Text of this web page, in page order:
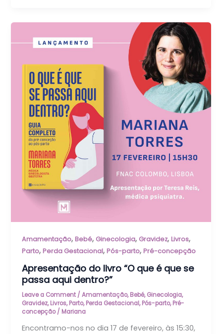
Amamentação,Bebé, Ginecologia, Gravidez,Livros,
Parto,Perda Gestacional,Pós-parto,Pré-concepção
Apresentação do livro “O que é que se
passa aqui dentro?”
Leave a Comment /Amamentação,Bebé,Ginecologia,
Gravidez,Livros,Parto,Perda Gestacional,Pós-parto,Pré-
concepção/ Mariana
Encontramo-nos no dia 17 de fevereiro, às 15:30,